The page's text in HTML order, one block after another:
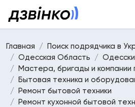
Главная
Поиск подрядчика в
Одесская Область
Мастера, бригады и компании
Бытовая техника и
Ремонт бытовой техники
Ремонт кухонной бытовой